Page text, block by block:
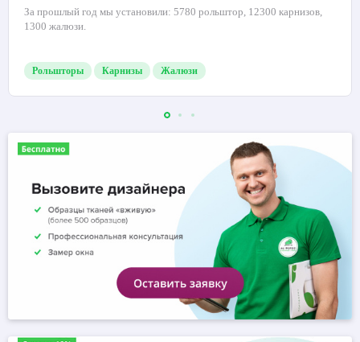
За прошлый год мы установили: 5780 рольштор, 12300 карнизов,
1300 жалюзи.
Рольшторы Карнизы Жалюзи